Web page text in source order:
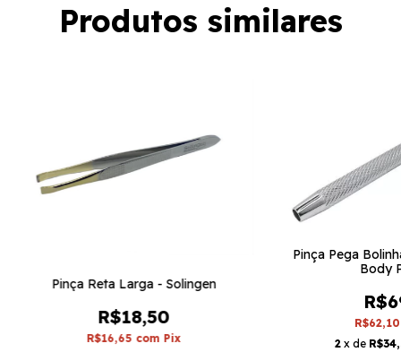
Produtos similares
Pinça Reta Larga - Solingen
R$18,50
R$16,65 com Pix
Pinça Pega
Body
2 x de